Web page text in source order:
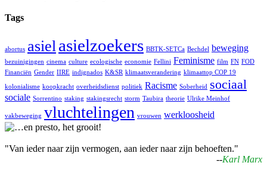
Tags
abortus asielasielzoekers BBTK-SETCa Bechdel beweging
bezuinigingen cinema culture ecologische economie Fellini Feminisme film FN FOD
Financiën Gender IIRE indignados K&SR klimaatsverandering klimaattop COP 19
kolonialisme koopkracht overheidsdienst politiek Racisme Soberheid sociaal
sociale Sorrentino staking stakingsrecht storm Taubira theorie Ulrike Meinhof
vakbeweging vluchtelingen vrouwen werkloosheid
"Van ieder naar zijn vermogen, aan ieder naar zijn behoeften."
--Karl Marx